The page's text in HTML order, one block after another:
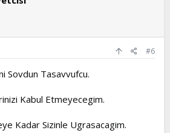
#6
Sovdun Tasavvufcu.
Kabul Etmeyecegim.
Kadar Sizinle Ugrasacagim.